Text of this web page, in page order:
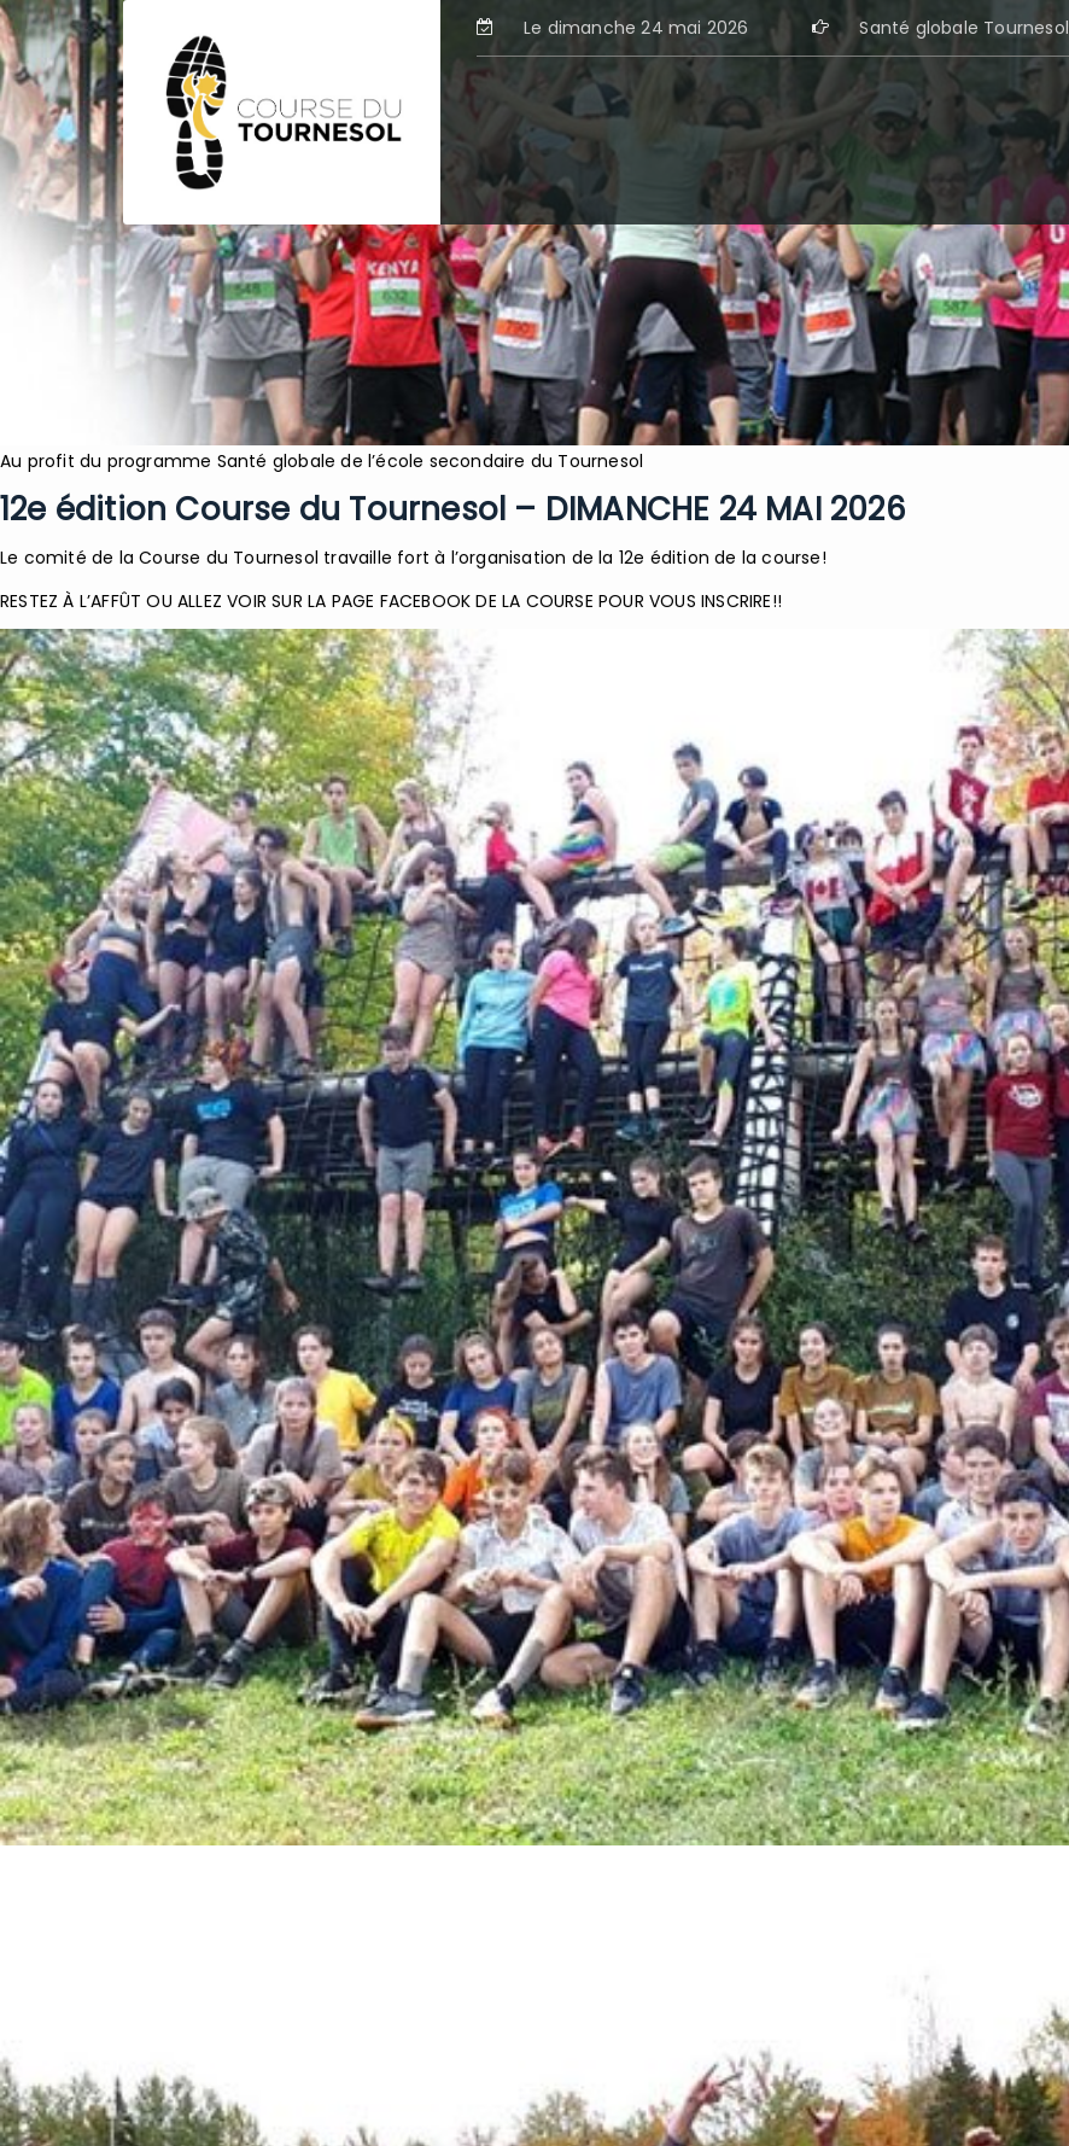
Le dimanche 24 mai 2026 Santé globale Tournesol
Au profit du programme Santé globale de l’école secondaire du Tournesol
12e édition Course du Tournesol – DIMANCHE 24 MAI 2026
Le comité de la Course du Tournesol travaille fort à l’organisation de la 12e édition de la course!
RESTEZ À L’AFFÛT OU ALLEZ VOIR SUR LA PAGE FACEBOOK DE LA COURSE POUR VOUS INSCRIRE!!